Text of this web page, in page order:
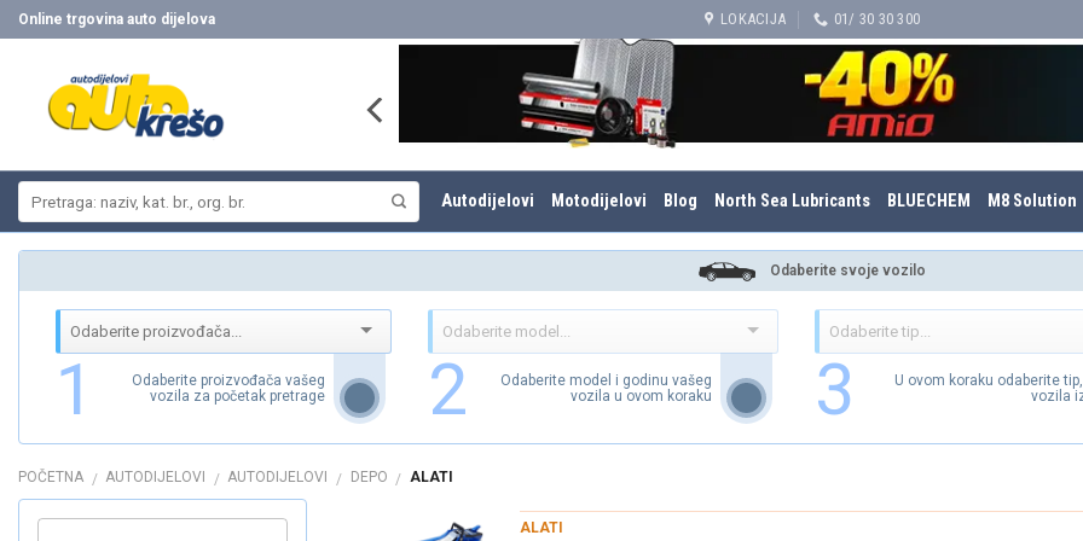
Skip
to
Online trgovina auto dijelova LOKACIJA 01/ 30 30 300
Autodijelovi Motodijelovi Blog North Sea Lubricants BLUECHEM M8 Solution
Odaberite svoje vozilo
1
Odaberite proizvođača vašeg
vozila za početak pretrage
2
Odaberite model i godinu vašeg
vozila u ovom koraku
3
U ovom koraku odaberite
vozila
POČETNA / AUTODIJELOVI / AUTODIJELOVI / DEPO / ALATI
ALATI